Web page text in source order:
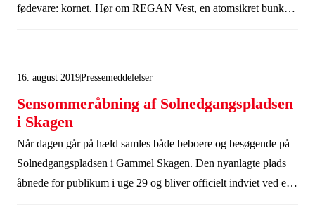
fødevare: kornet. Hør om REGAN Vest, en atomsikret bunker,
Solnedgangspladsen i Gammel Skagen. Og hør om, Ane
Maries Hus, et bevaringsværdigt hus, som byens ildsjæle er
ved at sætte i stand.
16. august 2019Pressemeddelelser
Sensommeråbning af Solnedgangspladsen
i Skagen
Når dagen går på hæld samles både beboere og besøgende på
Solnedgangspladsen i Gammel Skagen. Den nyanlagte plads
åbnede for publikum i uge 29 og bliver officielt indviet ved et